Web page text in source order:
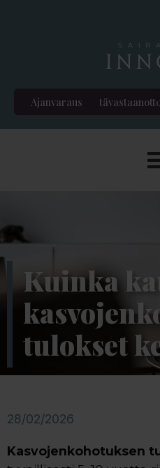
Etävastaanotto
Ajanvaraus
Kuinka
tulokset
28/02/2026
Kasvojenkohotuksen